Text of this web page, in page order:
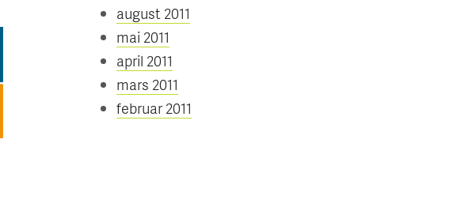
august 2011
mai 2011
april 2011
mars 2011
februar 2011